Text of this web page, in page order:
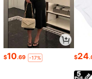
$10.69 -17% $24